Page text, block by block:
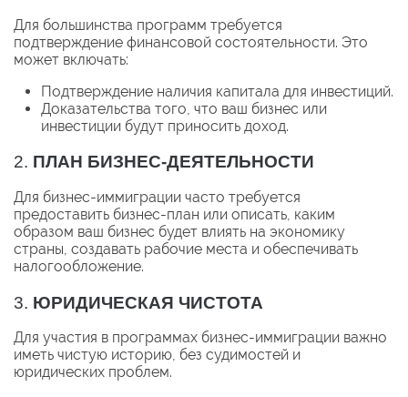
Для большинства программ требуется
подтверждение финансовой состоятельности. Это
может включать:
Подтверждение наличия капитала для инвестиций.
Доказательства того, что ваш бизнес или
инвестиции будут приносить доход.
2. ПЛАН БИЗНЕС-ДЕЯТЕЛЬНОСТИ
Для бизнес-иммиграции часто требуется
предоставить бизнес-план или описать, каким
образом ваш бизнес будет влиять на экономику
страны, создавать рабочие места и обеспечивать
налогообложение.
3. ЮРИДИЧЕСКАЯ ЧИСТОТА
Для участия в программах бизнес-иммиграции важно
иметь чистую историю, без судимостей и
юридических проблем.